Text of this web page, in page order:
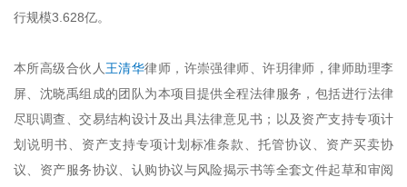
行规模3.628亿。
本所高级合伙人 王清华律师，许崇强律师、许玥律师，律师助理李
屏、沈晓禹组成的团队为本项目提供全程法律服务，包括进行法律
尽职调查、交易结构设计及出具法律意见书；以及资产支持专项计
划说明书、资产支持专项计划标准条款、托管协议、资产买卖协
议、资产服务协议、认购协议与风险揭示书等全套文件起草和审阅